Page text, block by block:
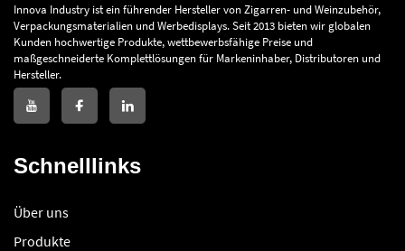
Innova Industry ist ein führender Hersteller von Zigarren- und Weinzubehör,
Verpackungsmaterialien und Werbedisplays. Seit 2013 bieten wir globalen
Kunden hochwertige Produkte, wettbewerbsfähige Preise und
maßgeschneiderte Komplettlösungen für Markeninhaber, Distributoren und
Hersteller.
Schnelllinks
Über uns
Produkte